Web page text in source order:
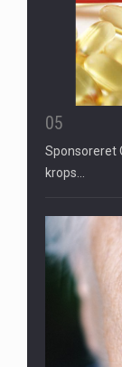
05
Sponsoreret
krops…